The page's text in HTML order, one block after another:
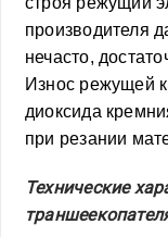
производителя
нечасто,
Износ режущей
диоксида
при резании
Технические